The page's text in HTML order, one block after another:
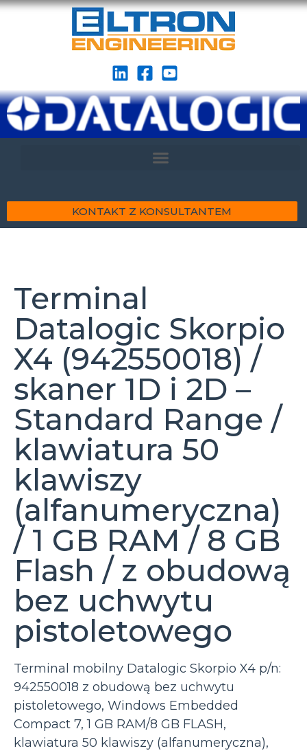
KONTAKT Z KONSULTANTEM
Terminal
Datalogic Skorpio
X4 (942550018) /
skaner 1D i 2D –
Standard Range /
klawiatura 50
klawiszy
(alfanumeryczna)
/ 1 GB RAM / 8 GB
Flash / z obudową
bez uchwytu
pistoletowego
Terminal mobilny Datalogic Skorpio X4 p/n:
942550018 z obudową bez uchwytu
pistoletowego, Windows Embedded
Compact 7, 1 GB RAM/8 GB FLASH,
klawiatura 50 klawiszy (alfanumeryczna),